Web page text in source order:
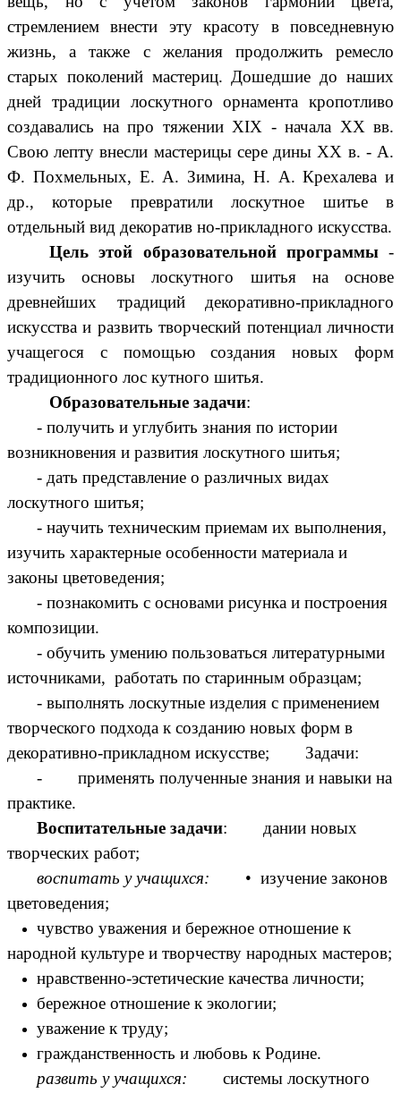
стремлением внести эту красоту в повседневную
жизнь, а также с желания продолжить ремесло
старых поколений мастериц. Дошедшие до наших
дней традиции лоскутного орнамента кропотливо
создавались на про тяжении XIX - начала XX вв.
Свою лепту внесли мастерицы сере дины XX в. - А.
Ф. Похмельных, Е. А. Зимина, Н. А. Крехалева и
др., которые превратили лоскутное шитье в
отдельный вид декоратив но-прикладного искусства.
Цель этой образовательной программы-
изучить основы лоскутного шитья на основе
древнейших традиций декоративно-прикладного
искусства и развить творческий потенциал личности
учащегося с помощью создания новых форм
традиционного лос кутного шитья.
Образовательные задачи:
- получить и углубить знания по истории
возникновения и развития лоскутного шитья;
- дать представление о различных видах
лоскутного шитья;
- научить техническим приемам их выполнения,
изучить характерные особенности материала и
законы цветоведения;
- познакомить с основами рисунка и построения
композиции.
- обучить умению пользоваться литературными
источниками, работать по старинным образцам;
- выполнять лоскутные изделия с применением
творческого подхода к созданию новых форм в
декоративно-прикладном искусстве; Задачи:
- применять полученные знания и навыки на
практике.
Воспитательные задачи: дании новых
творческих работ;
воспитать у учащихся: • изучение законов
цветоведения;
чувство уважения и бережное отношение к
народной культуре и творчеству народных мастеров;
нравственно-эстетические качества личности;
бережное отношение к экологии;
уважение к труду;
гражданственность и любовь к Родине.
развить у учащихся: системы лоскутного